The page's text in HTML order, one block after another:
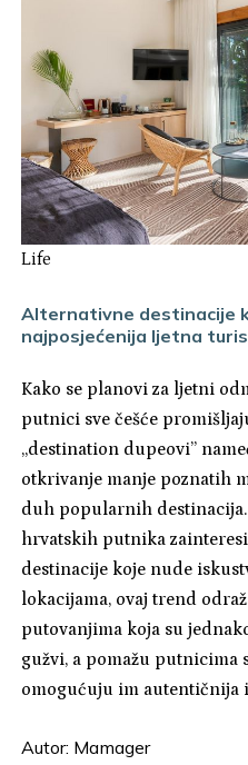
Life
Alternativne destinacije
najposjećenija ljetna
Kako se planovi za ljetni
putnici sve češće
„destination dupeovi”
otkrivanje manje poznatih
duh popularnih
hrvatskih putnika
destinacije koje nude
lokacijama, ovaj trend
putovanjima koja su
gužvi, a pomažu putnicima
omogućuju im autentičnija
Autor: Mamager